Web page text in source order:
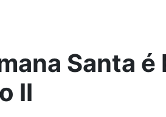
Santa
II